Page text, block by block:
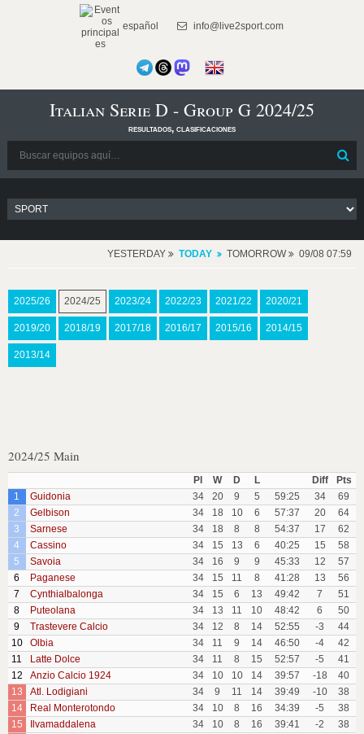
español info@live2sport.com
Italian Serie D - Group G 2024/25
resultados, clasificaciones
YESTERDAY TODAY TOMORROW 09/08 07:59
2025/26 2024/25 2023/24 2022/23 2021/22 2020/21
2019/20 2018/19 2017/18 2016/17 2015/16 2014/15
2013/14
2024/25 Main
Pl W D L Diff
Pts
1
Guidonia 34 20 9 5 59:25 34
69
2
Gelbison 34 18 10 6 57:37 20
64
3
Sarnese 34 18 8 8 54:37 17
62
4
Cassino 34 15 13 6 40:25 15
58
5
Savoia 34 16 9 9 45:33 12
57
6
Paganese 34 15 11 8 41:28 13
56
7
Cynthialbalonga 34 15 6 13 49:42 7
51
8
Puteolana 34 13 11 10 48:42 6
50
9
Trastevere Calcio 34 12 8 14 52:55 -3
44
10
Olbia 34 11 9 14 46:50 -4
42
11
Latte Dolce 34 11 8 15 52:57 -5
41
12
Anzio Calcio 1924 34 10 10 14 39:57 -18
40
13
Atl. Lodigiani 34 9 11 14 39:49 -10
38
14
Real Monterotondo 34 10 8 16 34:39 -5
38
15
Ilvamaddalena 34 10 8 16 39:41 -2
38